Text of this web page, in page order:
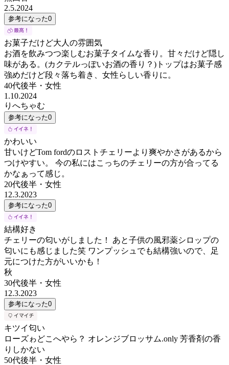
2.5.2024
参考になった0
お菓子だけど大人の雰囲気
お酒を飲みつつ楽しむお菓子タイムな香り。甘々だけど隠し
味がある。(カクテルっぽいお酒の香り？)トップはお菓子感
強めだけど段々落ち着き、女性らしい香りに。
40代後半 ・ 女性
1.10.2024
りへちゃむ
参考になった0
かわいい
甘いけどTom fordのロストチェリーより爽やかさがあるから
つけやすい。 今の私にはこっちのチェリーの方が合ってる
かなぁって感じ。
20代後半 ・ 女性
12.3.2023
参考になった0
結構好き
チェリーの匂いがしました！ あと子供の風邪薬シロップの
匂いにも感じました笑 ワンプッシュでも結構強いので、足
元につけた方がいいかも！
秋
30代後半 ・ 女性
12.3.2023
参考になった0
キツイ匂い
ローズゎどこへやら？ オレンジブロッサム.only 芳香剤の香
りしかない
50代後半 ・ 女性